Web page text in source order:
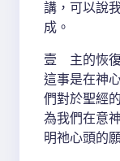
講，可以說
成。
壹 主的恢復
這事是在神
們對於聖經
為我們在意
明祂心頭的